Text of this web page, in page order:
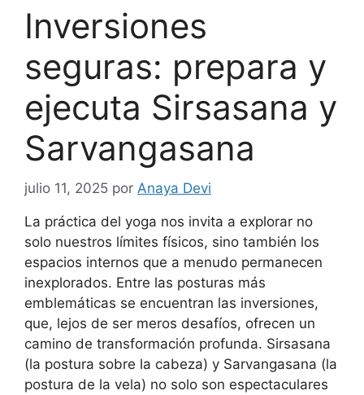
Inversiones
seguras: prepara y
ejecuta Sirsasana y
Sarvangasana
julio 11, 2025 por Anaya Devi
La práctica del yoga nos invita a explorar no
solo nuestros límites físicos, sino también los
espacios internos que a menudo permanecen
inexplorados. Entre las posturas más
emblemáticas se encuentran las inversiones,
que, lejos de ser meros desafíos, ofrecen un
camino de transformación profunda. Sirsasana
(la postura sobre la cabeza) y Sarvangasana (la
postura de la vela) no solo son espectaculares